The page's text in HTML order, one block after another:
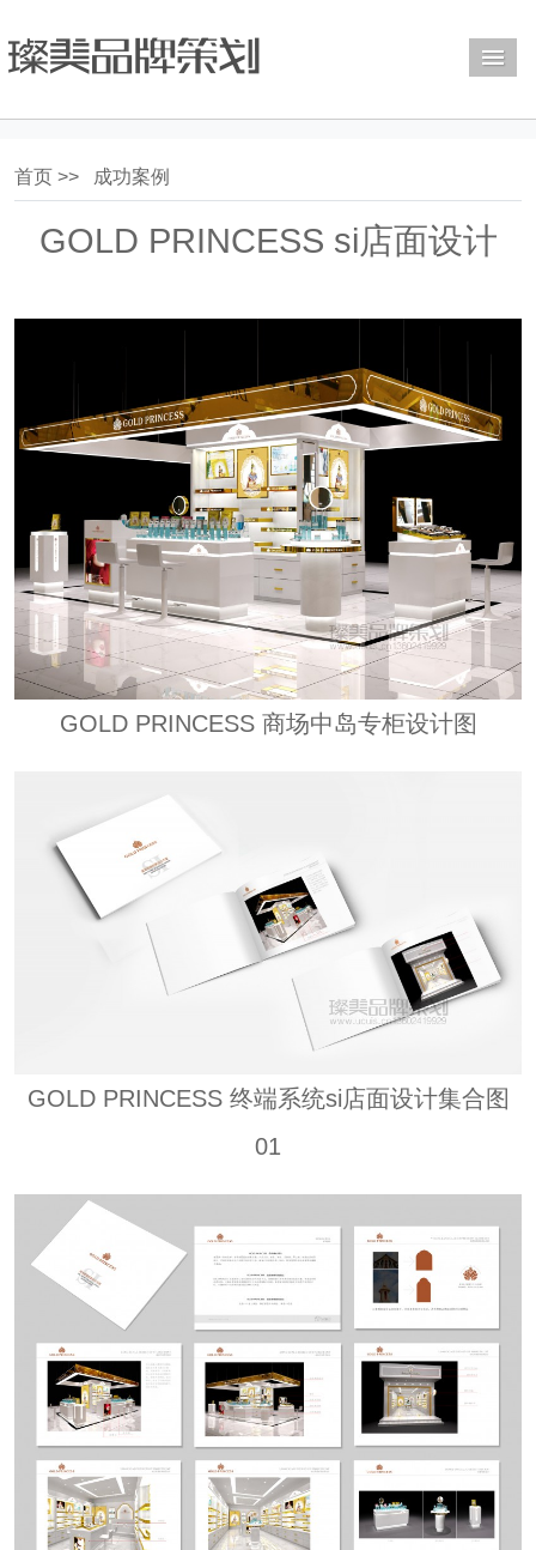
首页 >> 成功案例
GOLD PRINCESS si店面设计
GOLD PRINCESS 商场中岛专柜设计图
GOLD PRINCESS 终端系统si店面设计集合图
01